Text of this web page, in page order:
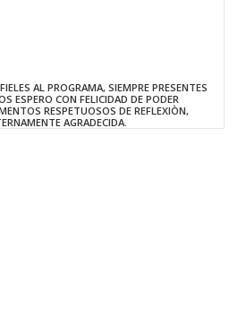
AL PROGRAMA, SIEMPRE PRESENTES
ESPERO CON FELICIDAD DE PODER
RESPETUOSOS DE REFLEXIÒN,
AGRADECIDA.